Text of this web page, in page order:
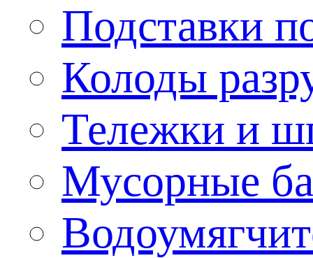
Подставки
Колоды
Тележки и
Мусорные